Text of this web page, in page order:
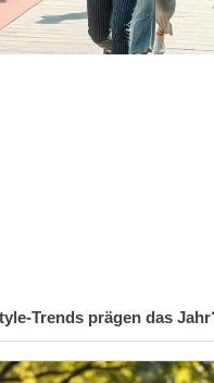
Trends prägen das